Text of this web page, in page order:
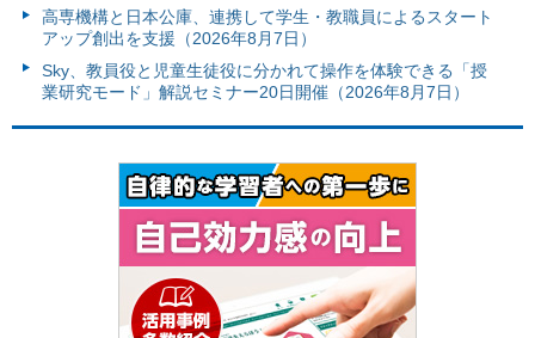
高専機構と日本公庫、連携して学生・教職員によるスタート
アップ創出を支援（2026年8月7日）
Sky、教員役と児童生徒役に分かれて操作を体験できる「授
業研究モード」解説セミナー20日開催（2026年8月7日）